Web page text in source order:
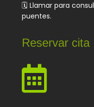
🗓️ Llamar para
puentes.
Reservar cita
